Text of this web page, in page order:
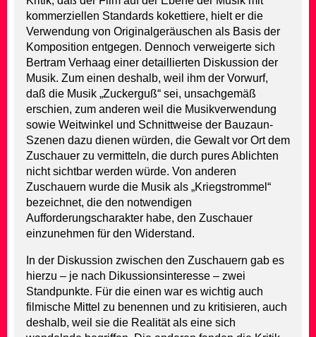
kommerziellen Standards kokettiere, hielt er die
Verwendung von Originalgeräuschen als Basis der
Komposition entgegen. Dennoch verweigerte sich
Bertram Verhaag einer detaillierten Diskussion der
Musik. Zum einen deshalb, weil ihm der Vorwurf,
daß die Musik „Zuckerguß“ sei, unsachgemäß
erschien, zum anderen weil die Musikverwendung
sowie Weitwinkel und Schnittweise der Bauzaun-
Szenen dazu dienen würden, die Gewalt vor Ort dem
Zuschauer zu vermitteln, die durch pures Ablichten
nicht sichtbar werden würde. Von anderen
Zuschauern wurde die Musik als „Kriegstrommel“
bezeichnet, die den notwendigen
Aufforderungscharakter habe, den Zuschauer
einzunehmen für den Widerstand.
In der Diskussion zwischen den Zuschauern gab es
hierzu – je nach Dikussionsinteresse – zwei
Standpunkte. Für die einen war es wichtig auch
filmische Mittel zu benennen und zu kritisieren, auch
deshalb, weil sie die Realität als eine sich